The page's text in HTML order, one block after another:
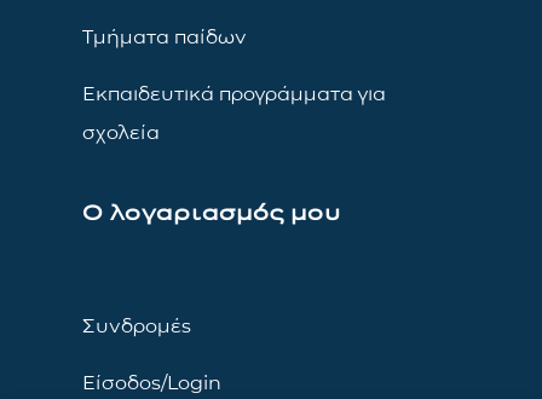
Τμήματα παίδων
Εκπαιδευτικά προγράμματα για
σχολεία
Ο λογαριασμός μου
Συνδρομές
Είσοδος/Login